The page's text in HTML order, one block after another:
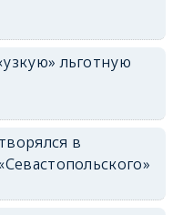
льготную
в